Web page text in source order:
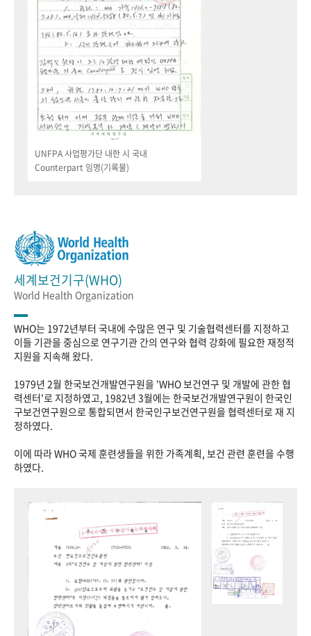
UNFPA 사업평가단 내한 시 국내
Counterpart 임명(기록물)
세계보건기구(WHO)
World Health Organization
WHO는 1972년부터 국내에 수많은 연구 및 기술협력센터를 지정하고
이들 기관을 중심으로 연구기관 간의 연구와 협력 강화에 필요한 재정적
지원을 지속해 왔다.
1979년 2월 한국보건개발연구원을 'WHO 보건연구 및 개발에 관한 협
력센터'로 지정하였고, 1982년 3월에는 한국보건개발연구원이 한국인
구보건연구원으로 통합되면서 한국인구보건연구원을 협력센터로 재 지
정하였다.
이에 따라 WHO 국제 훈련생들을 위한 가족계획, 보건 관련 훈련을 수행
하였다.